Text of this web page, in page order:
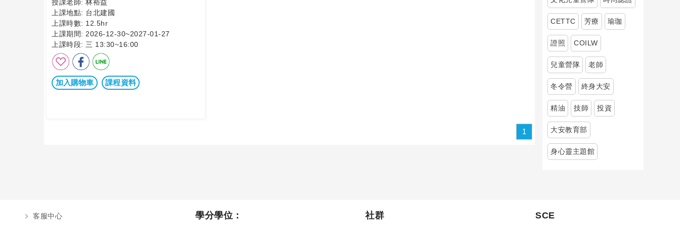
授課老師: 林裕益
上課地點: 台北建國
上課時數: 12.5hr
上課期間: 2026-12-30~2027-01-27
上課時段: 三 13:30~16:00
加入購物車 課程資料
1
CETTC 芳療 瑜珈
證照 COILW
兒童營隊 老師
冬令營 終身大安
精油 技師 投資
大安教育部
身心靈主題館
客服中心 學分學位： 社群 SCE